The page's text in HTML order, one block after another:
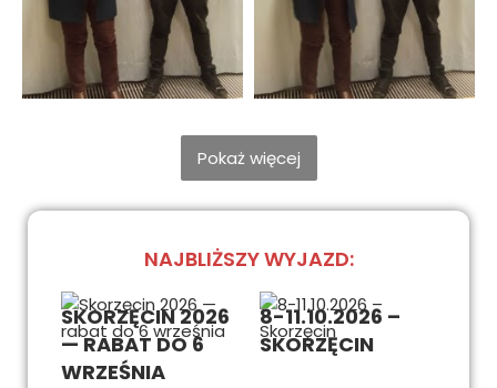
Pokaż więcej
NAJBLIŻSZY WYJAZD:
SKORZĘCIN 2026
— RABAT DO 6
WRZEŚNIA
8-11.10.2026 –
SKORZĘCIN